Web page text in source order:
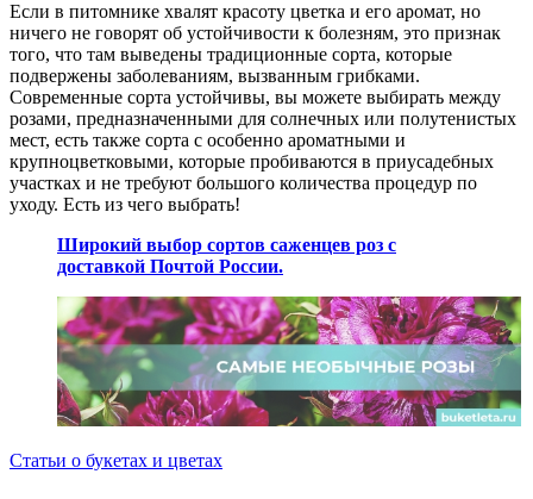
Если в питомнике хвалят красоту цветка и его аромат, но
ничего не говорят об устойчивости к болезням, это признак
того, что там выведены традиционные сорта, которые
подвержены заболеваниям, вызванным грибками.
Современные сорта устойчивы, вы можете выбирать между
розами, предназначенными для солнечных или полутенистых
мест, есть также сорта с особенно ароматными и
крупноцветковыми, которые пробиваются в приусадебных
участках и не требуют большого количества процедур по
уходу. Есть из чего выбрать!
Широкий выбор сортов саженцев роз с
доставкой Почтой России.
Статьи о букетах и цветах